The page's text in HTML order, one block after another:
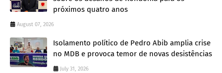
próximos quatro anos
August 07, 2026
Isolamento político de Pedro Abib amplia crise
no MDB e provoca temor de novas desistências
July 31, 2026